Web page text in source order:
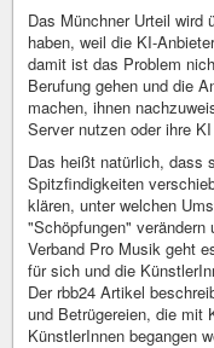
Das Münchner Urteil wird
haben, weil die KI-
damit ist das Problem
Berufung gehen und die
machen, ihnen
Server nutzen oder ihre
Das heißt natürlich, dass
Spitzfindigkeiten
klären, unter welchen
"Schöpfungen"
Verband Pro Musik geht
für sich und die
Der rbb24 Artikel
und Betrügereien, die mit
KünstlerInnen begangen